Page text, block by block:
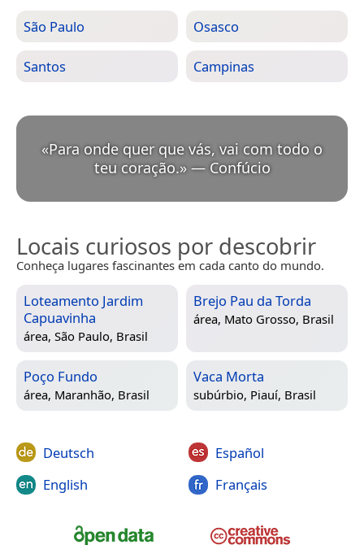
São Paulo Osasco
Santos Campinas
«Para onde quer que vás, vai com todo o
teu coração.» — Confúcio
Locais curiosos por descobrir
Conheça lugares fascinantes em cada canto do mundo.
Loteamento Jardim
Capuavinha
área, São Paulo, Brasil
Brejo Pau da Torda
área, Mato Grosso, Brasil
Poço Fundo
área, Maranhão, Brasil
Vaca Morta
subúrbio, Piauí, Brasil
Deutsch
English
Español
Français